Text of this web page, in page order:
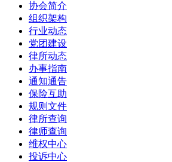
协会简介
组织架构
行业动态
党团建设
律所动态
办事指南
通知通告
保险互助
规则文件
律所查询
律师查询
维权中心
投诉中心